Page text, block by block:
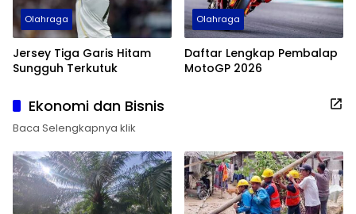
Olahraga
Jersey Tiga Garis Hitam
Sungguh Terkutuk
Olahraga
Daftar Lengkap Pembalap
MotoGP 2026
Ekonomi dan Bisnis
Baca Selengkapnya klik